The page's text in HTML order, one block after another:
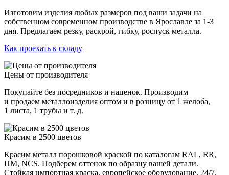
Изготовим изделия любых размеров под ваши задачи на
собственном современном производстве в Ярославле за 1-3
дня. Предлагаем резку, раскрой, гибку, роспуск металла.
Как проехать к складу
Цены от производителя
Покупайте без посредников и наценок. Производим
и продаем металлоизделия оптом и в розницу от 1 желоба,
1 листа, 1 трубы и т. д.
Красим в 2500 цветов
Красим металл порошковой краской по каталогам RAL, RR,
ПМ, NCS. Подберем оттенок по образцу вашей детали.
Стойкая импортная краска, европейское оборудование, 24/7.